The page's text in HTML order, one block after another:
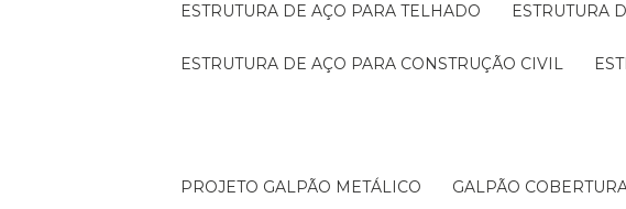
ESTRUTURA DE AÇO PARA TELHADO ESTRUTURA
ESTRUTURA DE AÇO PARA CONSTRUÇÃO CIVIL
PROJETO GALPÃO METÁLICO GALPÃO